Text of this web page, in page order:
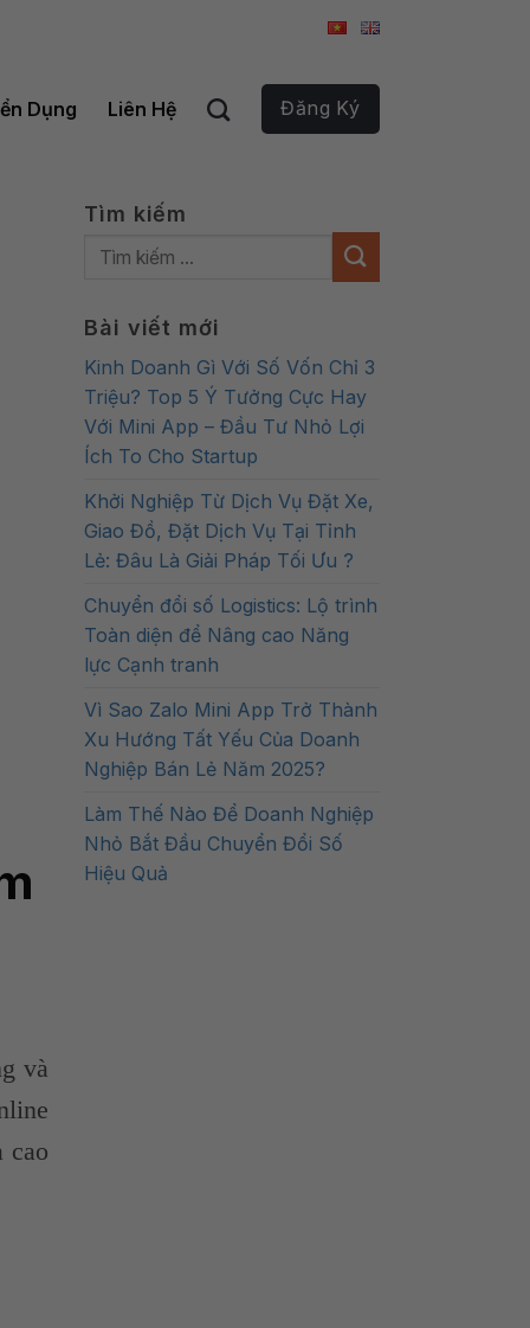
Dụng Liên Hệ Đăng Ký
và
cao
Tìm kiếm
Bài viết mới
Kinh Doanh Gì Với Số Vốn Chỉ 3
Triệu? Top 5 Ý Tưởng Cực Hay
Với Mini App – Đầu Tư Nhỏ Lợi
Ích To Cho Startup
Khởi Nghiệp Từ Dịch Vụ Đặt Xe,
Giao Đồ, Đặt Dịch Vụ Tại Tỉnh
Lẻ: Đâu Là Giải Pháp Tối Ưu ?
Chuyển đổi số Logistics: Lộ trình
Toàn diện để Nâng cao Năng
lực Cạnh tranh
Vì Sao Zalo Mini App Trở Thành
Xu Hướng Tất Yếu Của Doanh
Nghiệp Bán Lẻ Năm 2025?
Làm Thế Nào Để Doanh Nghiệp
Nhỏ Bắt Đầu Chuyển Đổi Số
Hiệu Quả